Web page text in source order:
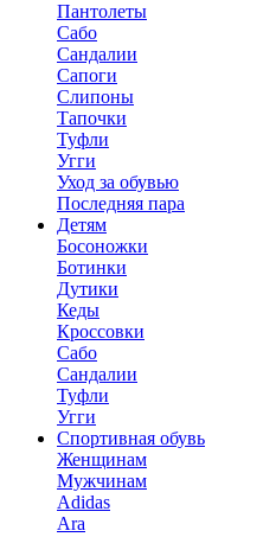
Пантолеты
Сабо
Сандалии
Сапоги
Слипоны
Тапочки
Туфли
Угги
Уход за обувью
Последняя пара
Детям
Босоножки
Ботинки
Дутики
Кеды
Кроссовки
Сабо
Сандалии
Туфли
Угги
Спортивная обувь
Женщинам
Мужчинам
Adidas
Ara